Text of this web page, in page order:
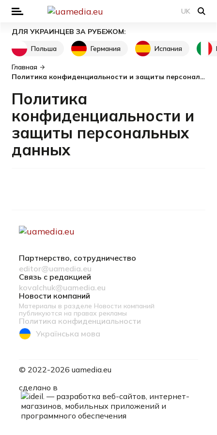
UK
ДЛЯ УКРАИНЦЕВ ЗА РУБЕЖОМ:
Польша
Германия Испания
Главная
Политика конфиденциальности и защиты персональных данных
Политика
конфиденциальности и
защиты персональных
данных
Партнерство, сотрудничество
editor@uamedia.eu
Связь с редакцией
kovalchuk@uamedia.eu
Новости компаний
Материалы в разделе Новости компаний
публикуются на правах рекламы
Политика конфиденциальности
Українська мова
© 2022-2026 uamedia.eu
сделано в